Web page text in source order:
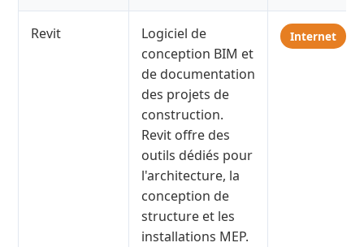
Revit
Logiciel de
conception BIM et
de documentation
des projets de
construction.
Revit offre des
outils dédiés pour
l'architecture, la
conception de
structure et les
installations MEP.
Internet